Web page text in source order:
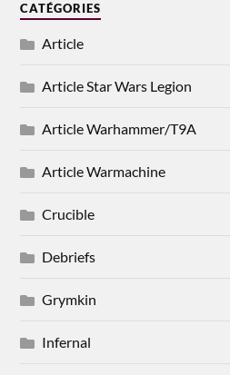
CATÉGORIES
Article
Article Star Wars Legion
Article Warhammer/T9A
Article Warmachine
Crucible
Debriefs
Grymkin
Infernal